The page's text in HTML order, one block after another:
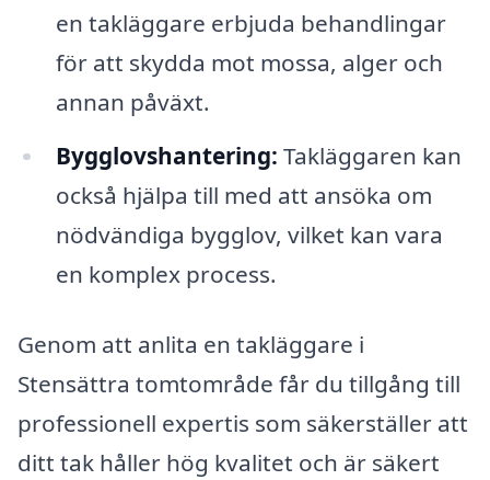
en takläggare erbjuda behandlingar
för att skydda mot mossa, alger och
annan påväxt.
Bygglovshantering: Takläggaren kan
också hjälpa till med att ansöka om
nödvändiga bygglov, vilket kan vara
en komplex process.
Genom att anlita en takläggare i
Stensättra tomtområde får du tillgång till
professionell expertis som säkerställer att
ditt tak håller hög kvalitet och är säkert